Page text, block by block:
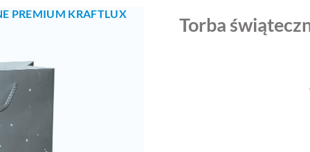
PREMIUM KRAFTLUX
Torba